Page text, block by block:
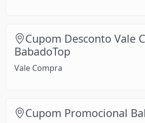
Cupom Desconto Vale
BabadoTop
Vale Compra
Cupom Promocional